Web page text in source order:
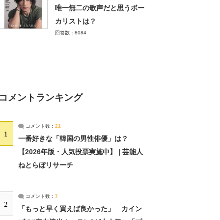
唯一無二の歌声だと思うボー
カリストは？
回答数：8084
メントランキング
1
コメント数： 21
一番好きな「韓国の男性俳優」は？
【2026年版・人気投票実施中】 | 芸能人
ねとらぼリサーチ
2
コメント数： 7
「もっと早く買えば良かった」 カイン